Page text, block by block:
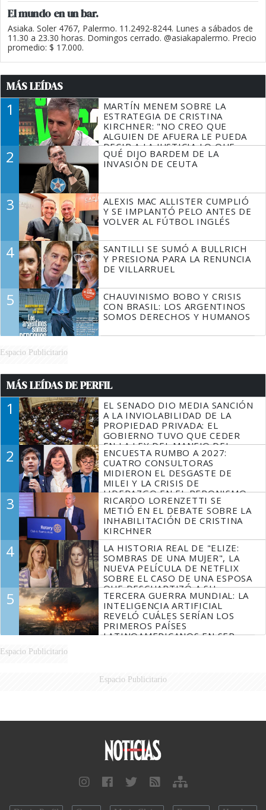
El mundo en un bar.
Asiaka. Soler 4767, Palermo. 11.2492-8244. Lunes a sábados de
11.30 a 23.30 horas. Domingos cerrado. @asiakapalermo. Precio
promedio: $ 17.000.
MÁS LEÍDAS
1
MARTÍN MENEM SOBRE LA
ESTRATEGIA DE CRISTINA
KIRCHNER: "NO CREO QUE
ALGUIEN DE AFUERA LE PUEDA
DECIR A LA JUSTICIA LO QUE
TIENE QUE HACER"
2
QUÉ DIJO BARDEM DE LA
INVASIÓN DE CEUTA
3
ALEXIS MAC ALLISTER CUMPLIÓ
Y SE IMPLANTÓ PELO ANTES DE
VOLVER AL FÚTBOL INGLÉS
4
SANTILLI SE SUMÓ A BULLRICH
Y PRESIONA PARA LA RENUNCIA
DE VILLARRUEL
5
CHAUVINISMO BOBO Y CRISIS
CON BRASIL: LOS ARGENTINOS
SOMOS DERECHOS Y HUMANOS
Espacio Publicitario
MÁS LEÍDAS DE PERFIL
1
EL SENADO DIO MEDIA SANCIÓN
A LA INVIOLABILIDAD DE LA
PROPIEDAD PRIVADA: EL
GOBIERNO TUVO QUE CEDER
EN LA LEY DEL MANEJO DEL
FUEGO
2
ENCUESTA RUMBO A 2027:
CUATRO CONSULTORAS
MIDIERON EL DESGASTE DE
MILEI Y LA CRISIS DE
LIDERAZGO EN EL PERONISMO
3
RICARDO LORENZETTI SE
METIÓ EN EL DEBATE SOBRE LA
INHABILITACIÓN DE CRISTINA
KIRCHNER
4
LA HISTORIA REAL DE "ELIZE:
SOMBRAS DE UNA MUJER", LA
NUEVA PELÍCULA DE NETFLIX
SOBRE EL CASO DE UNA ESPOSA
QUE DESCUARTIZÓ A SU
MARIDO
5
TERCERA GUERRA MUNDIAL: LA
INTELIGENCIA ARTIFICIAL
REVELÓ CUÁLES SERÍAN LOS
PRIMEROS PAÍSES
LATINOAMERICANOS EN SER
Espacio Publicitario
Espacio Publicitario